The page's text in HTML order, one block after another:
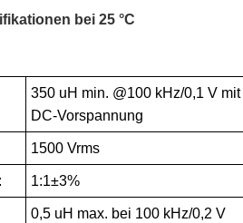
bei 25 °C
350 uH min. @100 kHz/0,1 V mit
DC-Vorspannung
1500 Vrms
1:1±3%
0,5 uH max. bei 100 kHz/0,2 V